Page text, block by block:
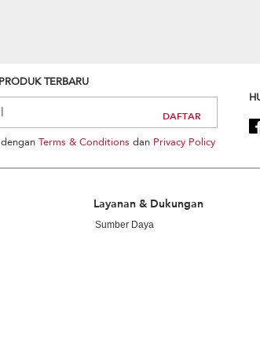
TERBARU
Terms & Conditions dan Privacy Policy
Layanan & Dukungan
Sumber Daya